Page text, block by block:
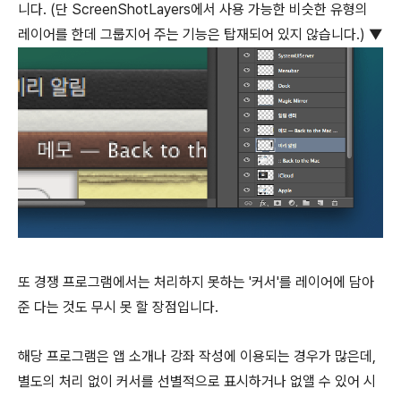
니다. (단 ScreenShotLayers에서 사용 가능한 비슷한 유형의
레이어를 한데 그룹지어 주는 기능은 탑재되어 있지 않습니다.) ▼
또 경쟁 프로그램에서는 처리하지 못하는 '커서'를 레이어에 담아
준 다는 것도 무시 못 할 장점입니다.
해당 프로그램은 앱 소개나 강좌 작성에 이용되는 경우가 많은데,
별도의 처리 없이 커서를 선별적으로 표시하거나 없앨 수 있어 시